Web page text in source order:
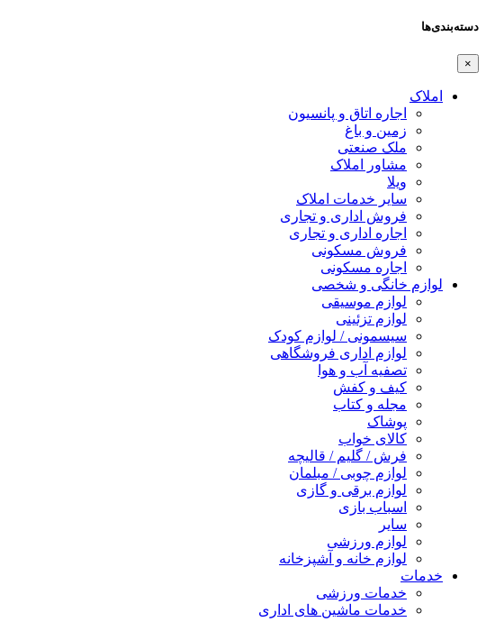
دسته‌بندی‌ها
×
املاک
اجاره اتاق و پانسیون
زمین و باغ
ملک صنعتی
مشاور املاک
ویلا
سایر خدمات املاک
فروش اداری و تجاری
اجاره اداری و تجاری
فروش مسکونی
اجاره مسکونی
لوازم خانگی و شخصی
لوازم موسیقی
لوازم تزئینی
سیسمونی / لوازم کودک
لوازم اداری فروشگاهی
تصفیه آب و هوا
کیف و کفش
مجله و کتاب
پوشاک
کالای خواب
فرش / گلیم / قالیچه
لوازم چوبی / مبلمان
لوازم برقی و گازی
اسباب بازی
سایر
لوازم ورزشی
لوازم خانه و آشپزخانه
خدمات
خدمات ورزشی
خدمات ماشین های اداری